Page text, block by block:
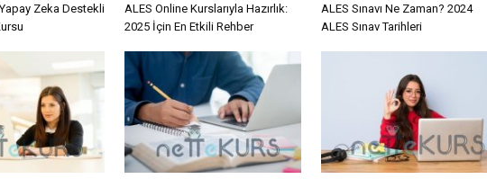
Zeka Destekli
ALES Online Kurslarıyla Hazırlık:
2025 İçin En Etkili Rehber
ALES Sınavı Ne Zaman? 2024
ALES Sınav Tarihleri